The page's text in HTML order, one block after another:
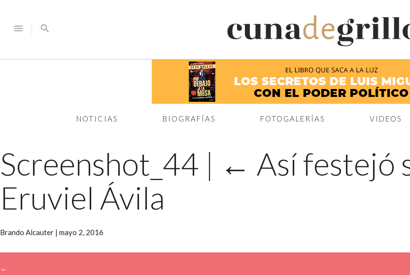
menu search
NOTICIAS BIOGRAFÍAS FOTOGALERÍAS VIDEOS
Screenshot_44 | ← Así festejó
Eruviel Ávila
Brando Alcauter | mayo 2, 2016
←